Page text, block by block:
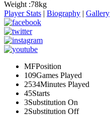
Weight :78kg
Player Stats | Biography | Gallery
MFPosition
109Games Played
2534Minutes Played
45Starts
3Substitution On
2Substitution Off